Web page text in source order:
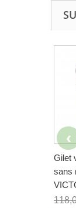
Gilet
sans